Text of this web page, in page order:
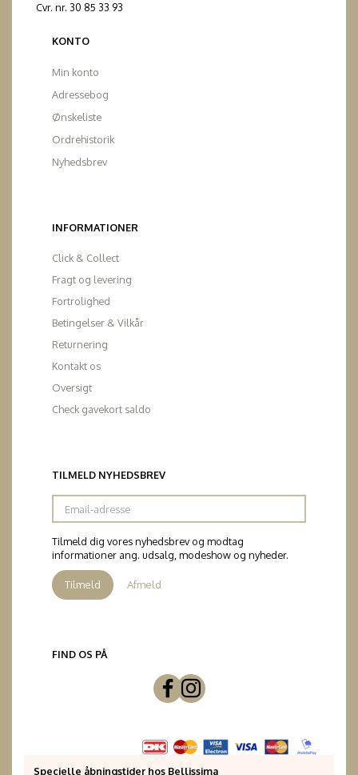
Cvr. nr. 30 85 33 93
KONTO
Min konto
Adressebog
Ønskeliste
Ordrehistorik
Nyhedsbrev
INFORMATIONER
Click & Collect
Fragt og levering
Fortrolighed
Betingelser & Vilkår
Returnering
Kontakt os
Oversigt
Check gavekort saldo
TILMELD NYHEDSBREV
Email-
adresse
Tilmeld dig vores nyhedsbrev og modtag
informationer ang. udsalg, modeshow og nyheder.
Tilmeld Afmeld
FIND OS PÅ
Specielle åbningstider hos Bellissima